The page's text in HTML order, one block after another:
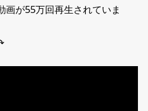
が55万回再生されていま